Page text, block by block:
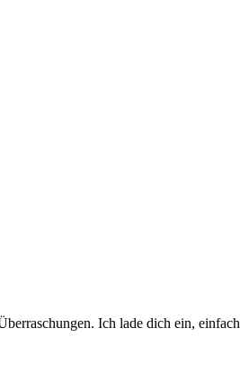
Ich lade dich ein,